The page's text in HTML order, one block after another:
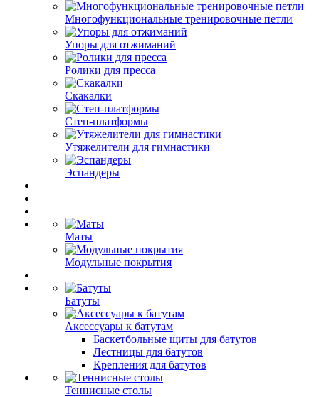
Многофункциональные тренировочные петли
Упоры для отжиманий
Ролики для пресса
Скакалки
Степ-платформы
Утяжелители для гимнастики
Эспандеры
Маты
Модульные покрытия
Батуты
Аксессуары к батутам
Баскетбольные щиты для батутов
Лестницы для батутов
Крепления для батутов
Теннисные столы